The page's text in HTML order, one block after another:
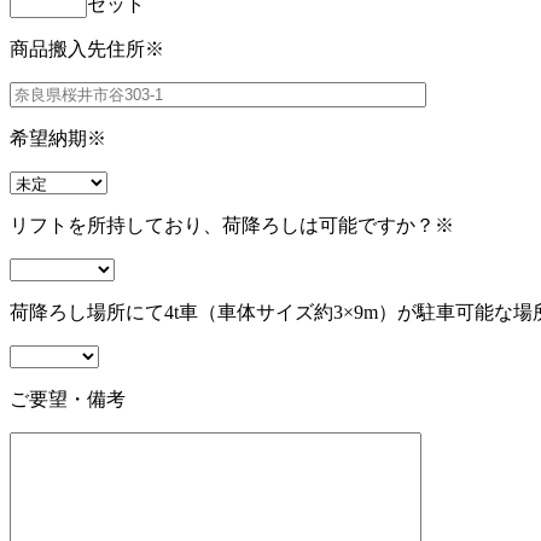
商品搬入先住所※
希望納期 ※
リフトを所持しており、荷降ろしは可能ですか？ ※
荷降ろし場所にて4t車（車体サイズ約3×9m）が駐車可能な場
ご要望・備考